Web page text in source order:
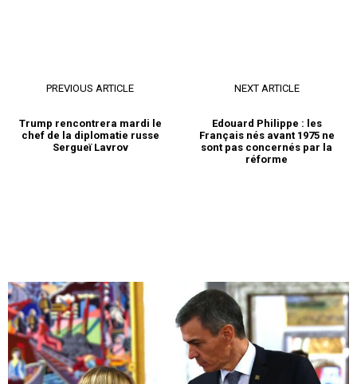
Insight Publications
À propos
Nous contacter
PREVIOUS ARTICLE
Trump rencontrera mardi le
chef de la diplomatie russe
Sergueï Lavrov
NEXT ARTICLE
Edouard Philippe : les
Français nés avant 1975 ne
sont pas concernés par la
réforme